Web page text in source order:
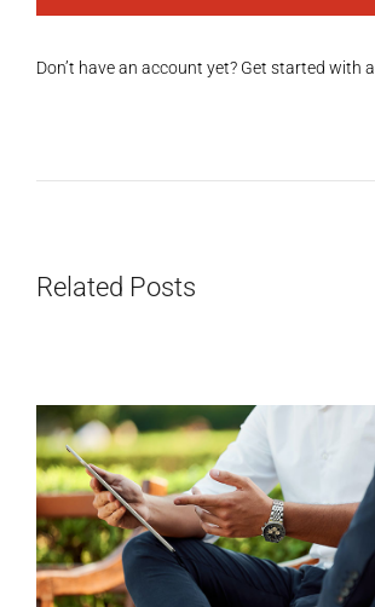
Don’t have an account yet? Get started with a
Related Posts